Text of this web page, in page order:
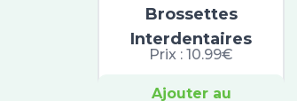
Brossettes
Interdentaires
Prix :10.99€
Ajouter au